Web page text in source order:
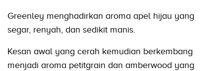
Greenley menghadirkan aroma apel hijau yang
segar, renyah, dan sedikit manis.
Kesan awal yang cerah kemudian berkembang
menjadi aroma petitgrain dan amberwood yang